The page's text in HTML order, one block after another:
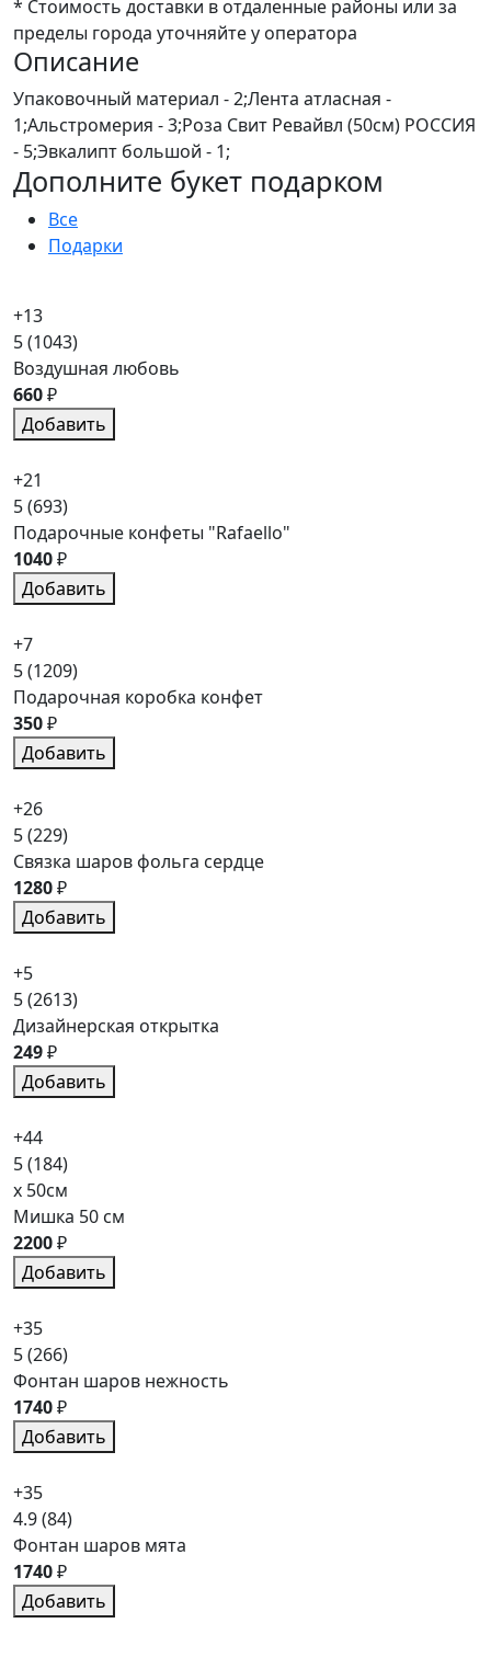
* Стоимость доставки в отдаленные районы или за
пределы города уточняйте у оператора
Описание
Упаковочный материал - 2;Лента атласная -
1;Альстромерия - 3;Роза Свит Ревайвл (50см) РОССИЯ
- 5;Эвкалипт большой - 1;
Дополните букет подарком
Все
Подарки
+13
5(1043)
Воздушная любовь
660₽
Добавить
+21
5(693)
Подарочные конфеты "Rafaello"
1040₽
Добавить
+7
5(1209)
Подарочная коробка конфет
350₽
Добавить
+26
5(229)
Связка шаров фольга сердце
1280₽
Добавить
+5
5(2613)
Дизайнерская открытка
249₽
Добавить
+44
5(184)
x 50см
Мишка 50 см
2200₽
Добавить
+35
5(266)
Фонтан шаров нежность
1740₽
Добавить
+35
4.9(84)
Фонтан шаров мята
1740₽
Добавить